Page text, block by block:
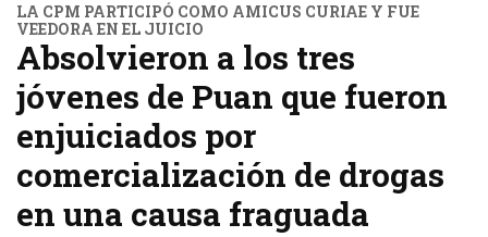
LA CPM PARTICIPÓ COMO AMICUS CURIAE Y FUE
VEEDORA EN EL JUICIO
Absolvieron a los tres
jóvenes de Puan que fueron
enjuiciados por
comercialización de drogas
en una causa fraguada